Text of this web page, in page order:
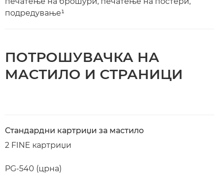
подредување¹
ПОТРОШУВАЧКА НА
МАСТИЛО И СТРАНИЦИ
Стандардни картриџи за мастило
2 FINE картриџи
PG-540 (црна)